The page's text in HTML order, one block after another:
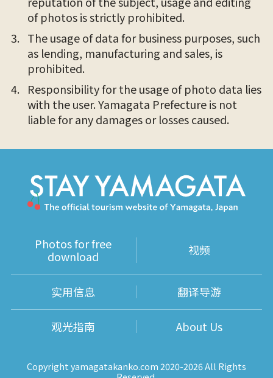
of photos is strictly prohibited.
The usage of data for business purposes, such
as lending, manufacturing and sales, is
prohibited.
Responsibility for the usage of photo data lies
with the user. Yamagata Prefecture is not
liable for any damages or losses caused.
Photos for free
download
视频
实用信息 翻译导游
观光指南 About Us
Copyright yamagatakanko.com 2020-2026 All Rights